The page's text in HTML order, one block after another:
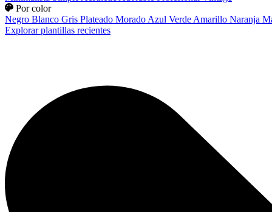
Por color
Negro Blanco Gris Plateado Morado Azul Verde Amarillo Naranja
Explorar plantillas recientes